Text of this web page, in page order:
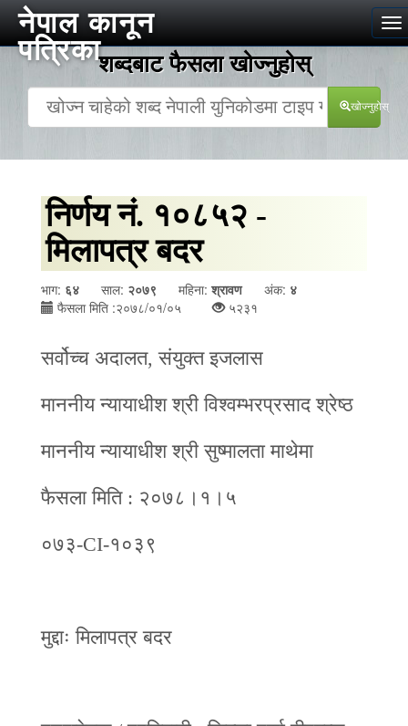
नेपाल कानून
पत्रिकाशब्दबाट फैसला खोज्‍नुहोस्
खोज्‍नुहोस्
निर्णय नं. १०८५२ -
मिलापत्र बदर
भाग: ६४ साल: २०७९ महिना:श्रावण अंक: ४
फैसला मिति :२०७८/०१/०५
५२३१
सर्वोच्च अदालत, संयुक्त इजलास
माननीय न्यायाधीश श्री विश्‍वम्भरप्रसाद श्रेष्ठ
माननीय न्यायाधीश श्री सुष्मालता माथेमा
फैसला मिति : २०७८।१।५
०७३-CI-१०३९
मुद्दाः मिलापत्र बदर